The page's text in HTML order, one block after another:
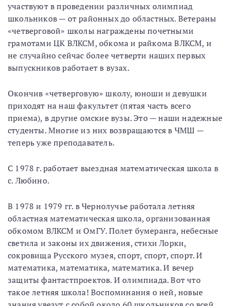
участвуют в проведении различных олимпиад
школьников — от районных до областных. Ветераны
«четверговой» школы награждены почетными
грамотами ЦК ВЛКСМ, обкома и райкома ВЛКСМ, и
не случайно сейчас более четверти наших первых
выпускников работает в вузах.
Окончив «четверговую» школу, юноши и девушки
приходят на наш факультет (пятая часть всего
приема), в другие омские вузы. Это — наши надежные
студенты. Многие из них возвращаются в ЧМШ —
теперь уже преподаватель.
С 1978 г. работает выездная математическая школа в
с. Любино.
В 1978 и 1979 гг. в Чернолучье работала летняя
областная математическая школа, организованная
обкомом ВЛКСМ и ОмГУ. Полет бумеранга, небесные
светила и законы их движения, стихи Лорки,
сокровища Русского музея, спорт, спорт, спорт. И
математика, математика, математика. И вечер
защиты фантастпроектов. И олимпиада. Вот что
такое летняя школа! Воспоминания о ней, новые